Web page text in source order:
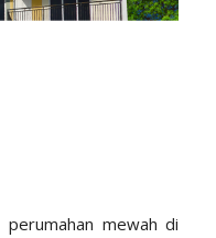
perumahan mewah di